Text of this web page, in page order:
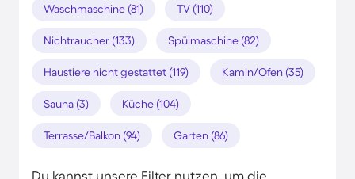
Waschmaschine (81) TV (110)
Nichtraucher (133) Spülmaschine (82)
Haustiere nicht gestattet (119) Kamin/Ofen (35)
Sauna (3) Küche (104)
Terrasse/Balkon (94) Garten (86)
Du kannst unsere Filter nutzen, um die